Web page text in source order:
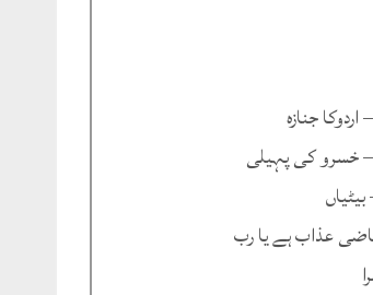
جنازہ
خسرو کی پہیلی
عذاب ہے یا رب